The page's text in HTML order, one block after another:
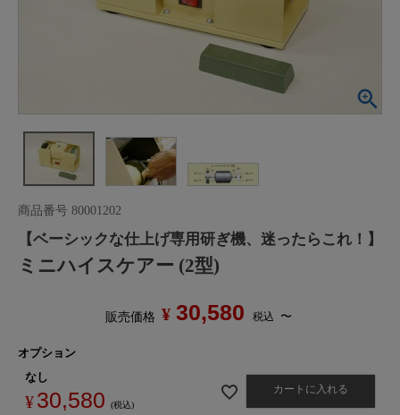
商品番号 80001202
【ベーシックな仕上げ専用研ぎ機、迷ったらこれ！】
ミニハイスケアー (2型)
販売価格 ¥ 30,580 税込 〜
オプション
なし
¥30,580 税込
カートに入れる